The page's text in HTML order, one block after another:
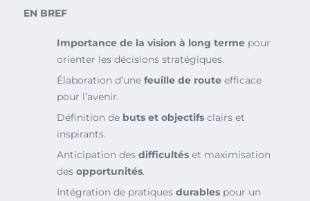
EN BREF
Importance de la vision à long terme pour
orienter les décisions stratégiques.
Élaboration d’une feuille de route efficace
pour l’avenir.
Définition de buts et objectifs clairs et
inspirants.
Anticipation des difficultés et maximisation
des opportunités.
Intégration de pratiques durables pour un